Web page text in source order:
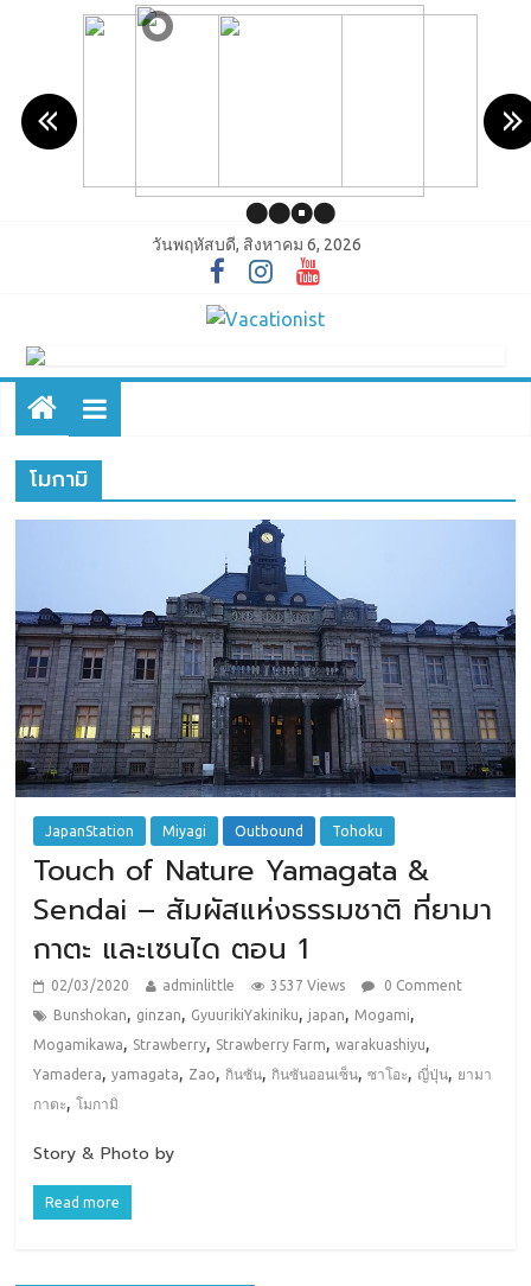
วันพฤหัสบดี, สิงหาคม 6, 2026
โมกามิ
JapanStation Miyagi Outbound Tohoku
Touch of Nature Yamagata &
Sendai – สัมผัสแห่งธรรมชาติ ที่ยามา
กาตะ และเซนได ตอน 1
02/03/2020 adminlittle 3537 Views
0 Comment
Bunshokan, ginzan, GyuurikiYakiniku, japan, Mogami,
Mogamikawa, Strawberry, Strawberry Farm,warakuashiyu,
Yamadera,yamagata, Zao,กินซัน,กินซันออนเซ็น,ซาโอะ, ญี่ปุ่น, ยามา
กาตะ,โมกามิ
Story & Photo by
Read more